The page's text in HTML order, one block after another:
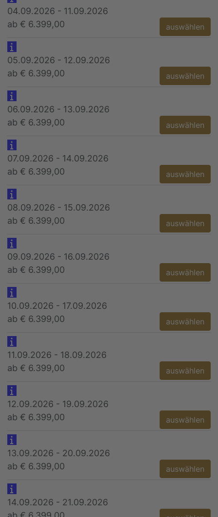
04.09.2026 - 11.09.2026
ab € 6.399,00
auswählen
05.09.2026 - 12.09.2026
ab € 6.399,00
auswählen
06.09.2026 - 13.09.2026
ab € 6.399,00
auswählen
07.09.2026 - 14.09.2026
ab € 6.399,00
auswählen
08.09.2026 - 15.09.2026
ab € 6.399,00
auswählen
09.09.2026 - 16.09.2026
ab € 6.399,00
auswählen
10.09.2026 - 17.09.2026
ab € 6.399,00
auswählen
11.09.2026 - 18.09.2026
ab € 6.399,00
auswählen
12.09.2026 - 19.09.2026
ab € 6.399,00
auswählen
13.09.2026 - 20.09.2026
ab € 6.399,00
auswählen
14.09.2026 - 21.09.2026